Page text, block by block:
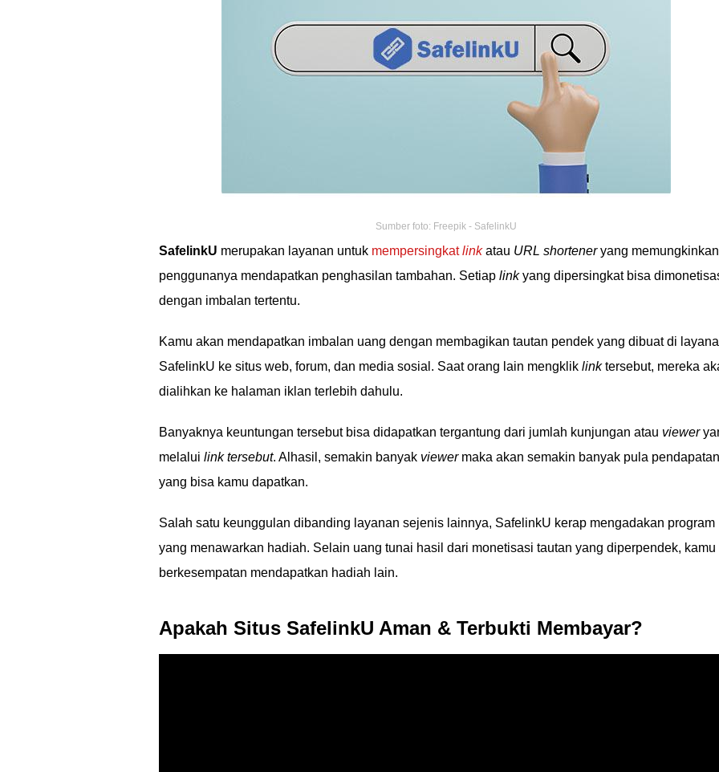
Sumber foto: Freepik - SafelinkU
SafelinkU merupakan layanan untuk mempersingkatlinkatau URL shorteneryang memungkinkan
penggunanya mendapatkan penghasilan tambahan. Setiap linkyang dipersingkat bisa
dengan imbalan tertentu.
Kamu akan mendapatkan imbalan uang dengan membagikan tautan pendek yang dibuat di
SafelinkU ke situs web, forum, dan media sosial. Saat orang lain mengklik linktersebut, mereka
dialihkan ke halaman iklan terlebih dahulu.
Banyaknya keuntungan tersebut bisa didapatkan tergantung dari jumlah kunjungan atau viewer
melalui link tersebut. Alhasil, semakin banyak viewermaka akan semakin banyak pula pendapatan
yang bisa kamu dapatkan.
Salah satu keunggulan dibanding layanan sejenis lainnya, SafelinkU kerap mengadakan program
yang menawarkan hadiah. Selain uang tunai hasil dari monetisasi tautan yang diperpendek, kamu
berkesempatan mendapatkan hadiah lain.
Apakah Situs SafelinkU Aman & Terbukti Membayar?